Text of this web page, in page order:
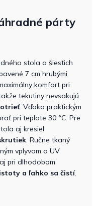
párty
stola a šiestich
7 cm hrubými
komfort pri
tekutiny nevsakujú
. Vďaka praktickým
pri teplote 30 °C. Pre
aj kresiel
. Ručne tkaný
vplyvom a UV
pri dlhodobom
a ľahko sa čistí.